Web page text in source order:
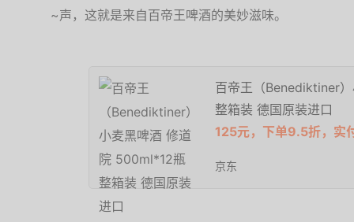
~声，这就是来自百帝王啤酒的美妙滋味。
百帝王（Benediktiner
整箱装 德国原装进口
125元，下单9.5折，实
京东